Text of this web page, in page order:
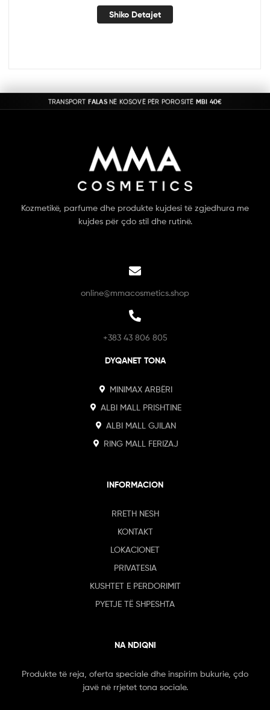
Shiko Detajet
Kozmetikë, parfume dhe produkte kujdesi të zgjedhura me
kujdes për çdo stil dhe rutinë.
online@mmacosmetics.shop
+383 43 806 805
DYQANET TONA
MINIMAX ARBËRI
ALBI MALL PRISHTINE
ALBI MALL GJILAN
RING MALL FERIZAJ
INFORMACION
RRETH NESH
KONTAKT
LOKACIONET
PRIVATESIA
KUSHTET E PERDORIMIT
PYETJE TË SHPESHTA
NA NDIQNI
Produkte të reja, oferta speciale dhe inspirim bukurie, çdo
javë në rrjetet tona sociale.
TRANSPORT FALASNË KOSOVË PËR POROSITË MBI 40€